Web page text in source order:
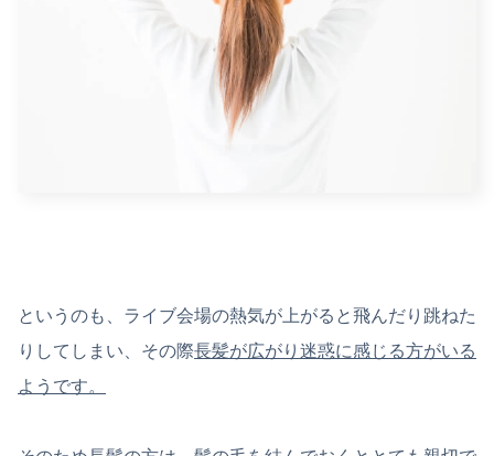
というのも、ライブ会場の熱気が上がると飛んだり跳ねた
りしてしまい、その際長髪が広がり迷惑に感じる方がいる
ようです。